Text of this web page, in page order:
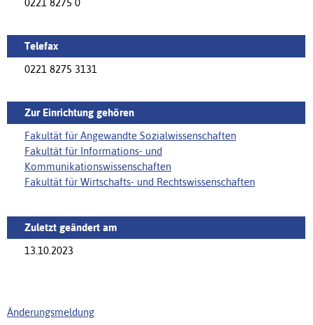
0221 8275 0
Telefax
0221 8275 3131
Zur Einrichtung gehören
Fakultät für Angewandte Sozialwissenschaften
Fakultät für Informations- und
Kommunikationswissenschaften
Fakultät für Wirtschafts- und Rechtswissenschaften
Zuletzt geändert am
13.10.2023
Änderungsmeldung